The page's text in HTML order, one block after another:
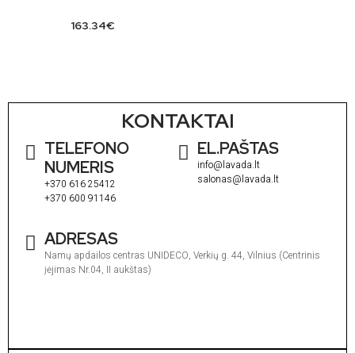
163.34€
KONTAKTAI
TELEFONO
NUMERIS
+370 616 25412
+370 600 91146
EL.PAŠTAS
info@lavada.lt
salonas@lavada.lt
ADRESAS
Namų apdailos centras UNIDECO, Verkių g. 44, Vilnius (Centrinis
įėjimas Nr.04, II aukštas)